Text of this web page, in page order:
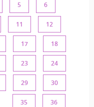
5 6
11 12
17 18
23 24
29 30
35 36